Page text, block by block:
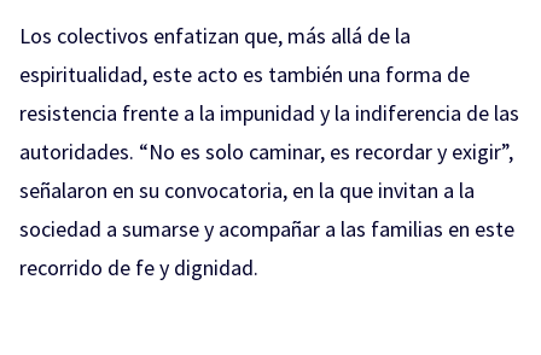
Los colectivos enfatizan que, más allá de la
espiritualidad, este acto es también una forma de
resistencia frente a la impunidad y la indiferencia de las
autoridades. “No es solo caminar, es recordar y exigir”,
señalaron en su convocatoria, en la que invitan a la
sociedad a sumarse y acompañar a las familias en este
recorrido de fe y dignidad.